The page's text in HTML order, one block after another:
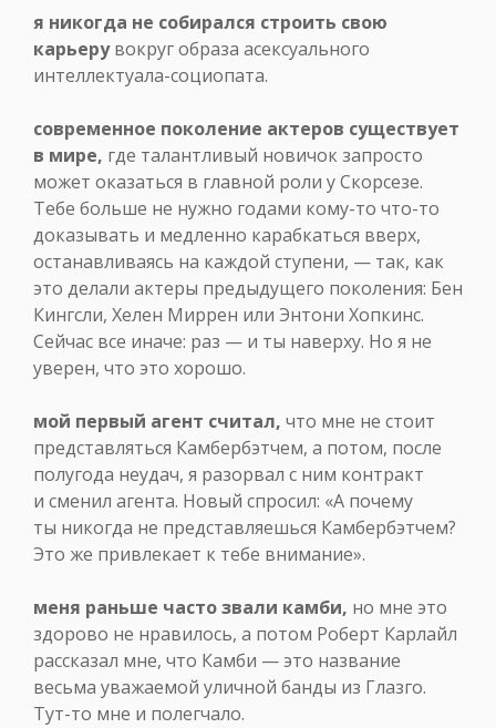
я никогда не собирался строить свою
карьерувокруг образа асексуального
интеллектуала-социопата.
современное поколение актеров существует
в мире, где талантливый новичок запросто
может оказаться в главной роли у Скорсезе.
Тебе больше не нужно годами кому-то что-то
доказывать и медленно карабкаться вверх,
останавливаясь на каждой ступени, — так, как
это делали актеры предыдущего поколения: Бен
Кингсли, Хелен Миррен или Энтони Хопкинс.
Сейчас все иначе: раз — и ты наверху. Но я не
уверен, что это хорошо.
мой первый агент считал, что мне не стоит
представляться Камбербэтчем, а потом, после
полугода неудач, я разорвал с ним контракт
и сменил агента. Новый спросил: «А почему
ты никогда не представляешься Камбербэтчем?
Это же привлекает к тебе внимание».
меня раньше часто звали камби, но мне это
здорово не нравилось, а потом Роберт Карлайл
рассказал мне, что Камби — это название
весьма уважаемой уличной банды из Глазго.
Тут-то мне и полегчало.